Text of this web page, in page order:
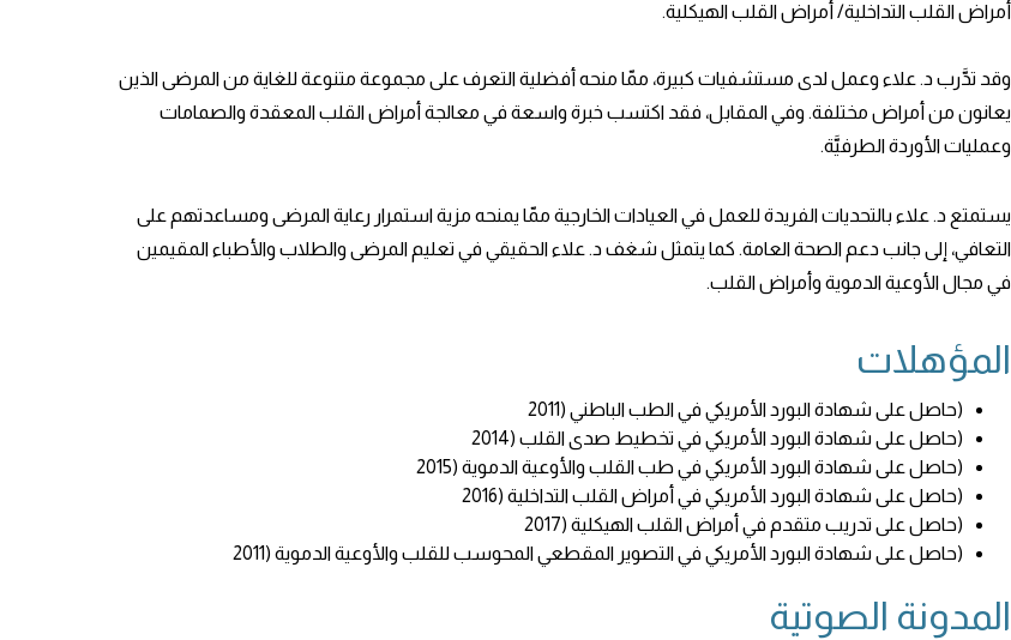
أمراض القلب التداخلية/ أمراض القلب الهيكلية.
وقد تدَّرب د. علاء وعمل لدى مستشفيات كبيرة، ممّا منحه أفضلية التعرف على مجموعة متنوعة للغاية من المرضى الذين
يعانون من أمراض مختلفة. وفي المقابل، فقد اكتسب خبرة واسعة في معالجة أمراض القلب المعقدة والصمامات
وعمليات الأوردة الطرفيَّة.
يستمتع د. علاء بالتحديات الفريدة للعمل في العيادات الخارجية ممّا يمنحه مزية استمرار رعاية المرضى ومساعدتهم على
التعافي، إلى جانب دعم الصحة العامة. كما يتمثل شغف د. علاء الحقيقي في تعليم المرضى والطلاب والأطباء المقيمين
في مجال الأوعية الدموية وأمراض القلب.
المؤهلات
(حاصل على شهادة البورد الأمريكي في الطب الباطني (2011
(حاصل على شهادة البورد الأمريكي في تخطيط صدى القلب (2014
(حاصل على شهادة البورد الأمريكي في طب القلب والأوعية الدموية (2015
(حاصل على شهادة البورد الأمريكي في أمراض القلب التداخلية (2016
(حاصل على تدريب متقدم في أمراض القلب الهيكلية (2017
(حاصل على شهادة البورد الأمريكي في التصوير المقطعي المحوسب للقلب والأوعية الدموية (2011
المدونة الصوتية